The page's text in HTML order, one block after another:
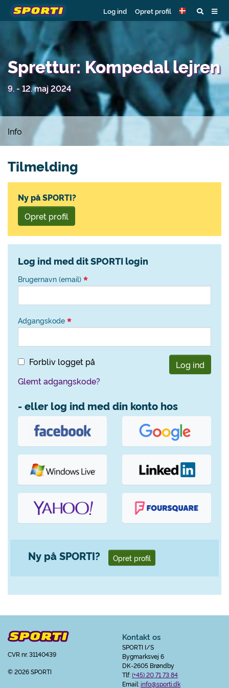
Log ind Opret profil
Sprettur: Kompedal lejren
9. - 12. maj 2024
Info
Tilmelding
Ny på SPORTI?
Opret profil
Log ind med dit SPORTI login
Brugernavn (email)
Adgangskode
Forbliv logget på
Log ind
Glemt adgangskode?
- eller log ind med din konto hos
Ny på SPORTI? Opret profil
CVR nr. 31140439
© 2026 SPORTI
Kontakt os
SPORTI I/S
Bygmarksvej 6
DK-2605 Brøndby
Tlf:(+45) 20 71 73 84
Email:info@sporti.dk